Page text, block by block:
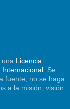
Licencia
Se
fuente, no se haga
a la misión, visión